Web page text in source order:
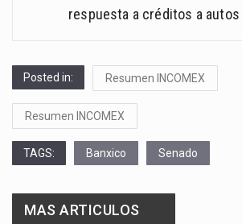
respuesta a créditos a
Posted in: Resumen INCOMEX
Resumen INCOMEX
TAGS: Banxico Senado
MAS ARTICULOS